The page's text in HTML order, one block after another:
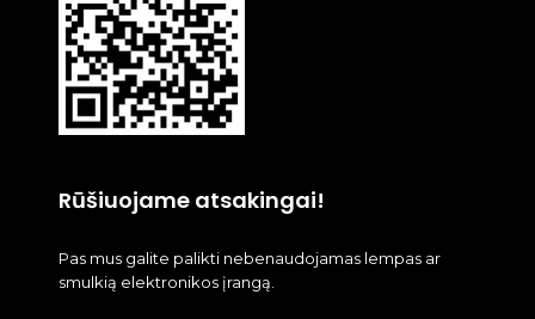
Rūšiuojame atsakingai!
Pas mus galite palikti nebenaudojamas lempas ar
smulkią elektronikos įrangą.